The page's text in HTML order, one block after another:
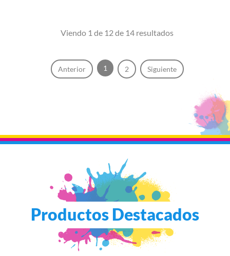
Viendo 1 de 12 de 14 resultados
Anterior 1 2 Siguiente
Productos Destacados